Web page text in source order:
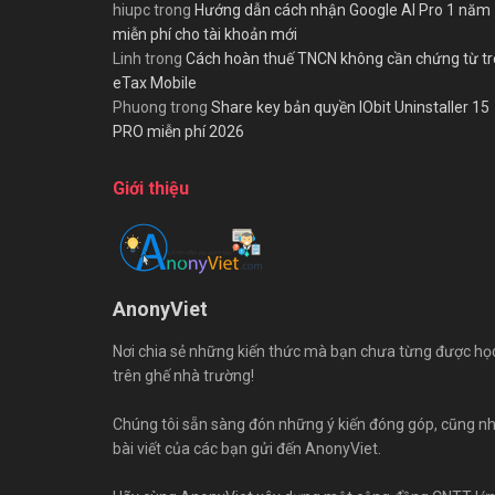
hiupctrong Hướng dẫn cách nhận Google AI Pro 1 năm
miễn phí cho tài khoản mới
Linh trong Cách hoàn thuế TNCN không cần chứng từ
eTax Mobile
Phuong trong Share key bản quyền IObit Uninstaller 15
PRO miễn phí 2026
Giới thiệu
AnonyViet
Nơi chia sẻ những kiến thức mà bạn chưa từng được
trên ghế nhà trường!
Chúng tôi sẵn sàng đón những ý kiến đóng góp, cũng
bài viết của các bạn gửi đến AnonyViet.